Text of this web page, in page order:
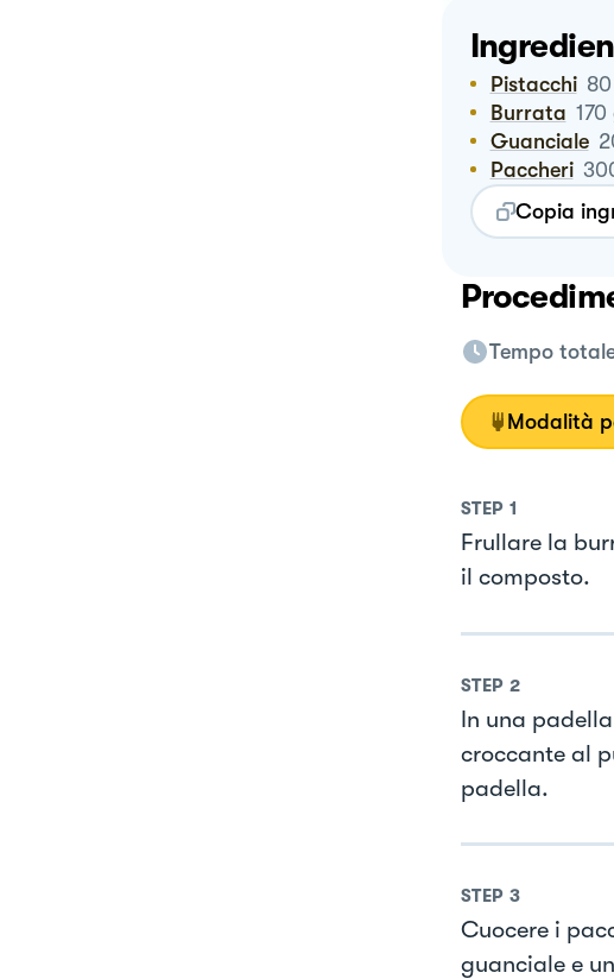
Pistacchi 80
Burrata 170
Guanciale
Paccheri
Copia
Tempo
Modalità
STEP 1
Frullare la
il composto.
STEP 2
In una
croccante al
padella.
STEP 3
Cuocere i
guanciale e